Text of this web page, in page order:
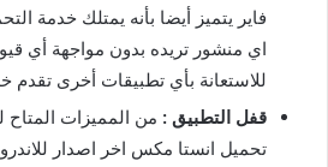
فاير يتميز أيضا بأنه يمتلك خدمة
اي منشور تريده بدون مواجهة أي
للاستعانة بأي تطبيقات أخرى تقدم
قفل التطبيق : من المميزات المتاح